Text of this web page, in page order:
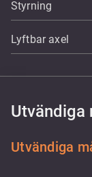
Styrning
Lyftbar axel
Utvändiga
Utvändiga